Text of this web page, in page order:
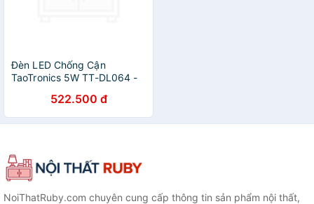
Đèn LED Chống Cận
TaoTronics 5W TT-DL064 -
522.500 đ
NoiThatRuby.com chuyên cung cấp thông tin sản phẩm nội thất,